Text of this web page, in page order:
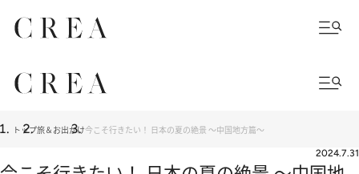
トップ旅＆お出かけ今こそ行きたい！ 日本の夏の絶景 ～中国地方篇～
2024.7.31